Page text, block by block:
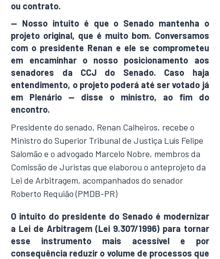
ou contrato.
— Nosso intuito é que o Senado mantenha o
projeto original, que é muito bom. Conversamos
com o presidente Renan e ele se comprometeu
em encaminhar o nosso posicionamento aos
senadores da CCJ do Senado. Caso haja
entendimento, o projeto poderá até ser votado já
em Plenário — disse o ministro, ao fim do
encontro.
Presidente do senado, Renan Calheiros, recebe o
Ministro do Superior Tribunal de Justiça Luís Felipe
Salomão e o advogado Marcelo Nobre, membros da
Comissão de Juristas que elaborou o anteprojeto da
Lei de Arbitragem, acompanhados do senador
Roberto Requião (PMDB-PR)
O intuito do presidente do Senado é modernizar
a Lei de Arbitragem (Lei 9.307/1996) para tornar
esse instrumento mais acessível e por
consequência reduzir o volume de processos que